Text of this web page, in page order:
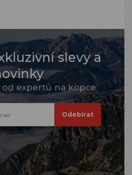
slevy a
od expertů na kopce